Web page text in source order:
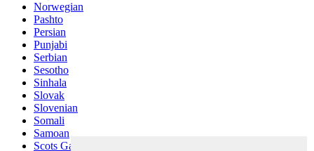
Norwegian
Pashto
Persian
Punjabi
Serbian
Sesotho
Sinhala
Slovak
Slovenian
Somali
Samoan
Scots Gaelic